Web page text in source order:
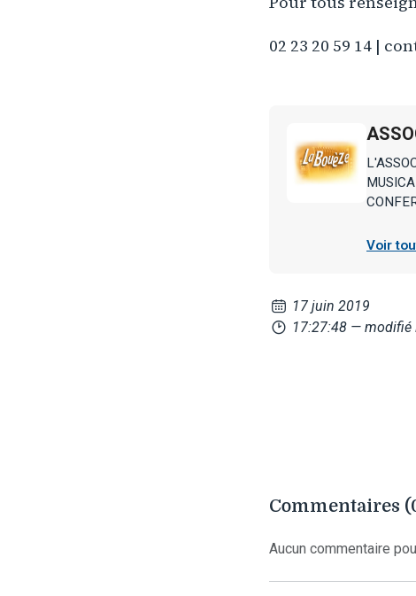
02 23 20 59 14 |
Voir
17 juin 2019
17:27:48 — modifié
Commentaires
Aucun commentaire